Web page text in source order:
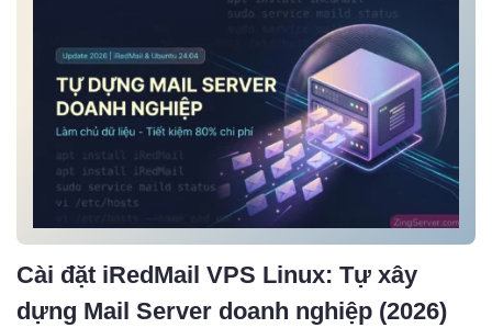
Cài đặt iRedMail VPS Linux: Tự xây
dựng Mail Server doanh nghiệp (2026)